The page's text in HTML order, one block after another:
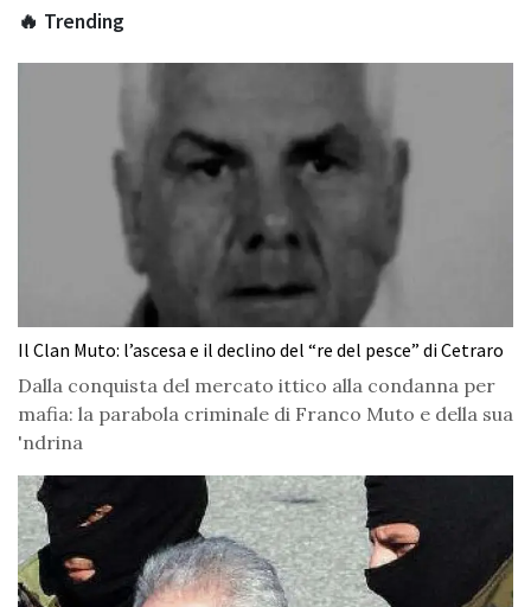
🔥 Trending
Il Clan Muto: l’ascesa e il declino del “re del pesce” di Cetraro
Dalla conquista del mercato ittico alla condanna per
mafia: la parabola criminale di Franco Muto e della sua
'ndrina